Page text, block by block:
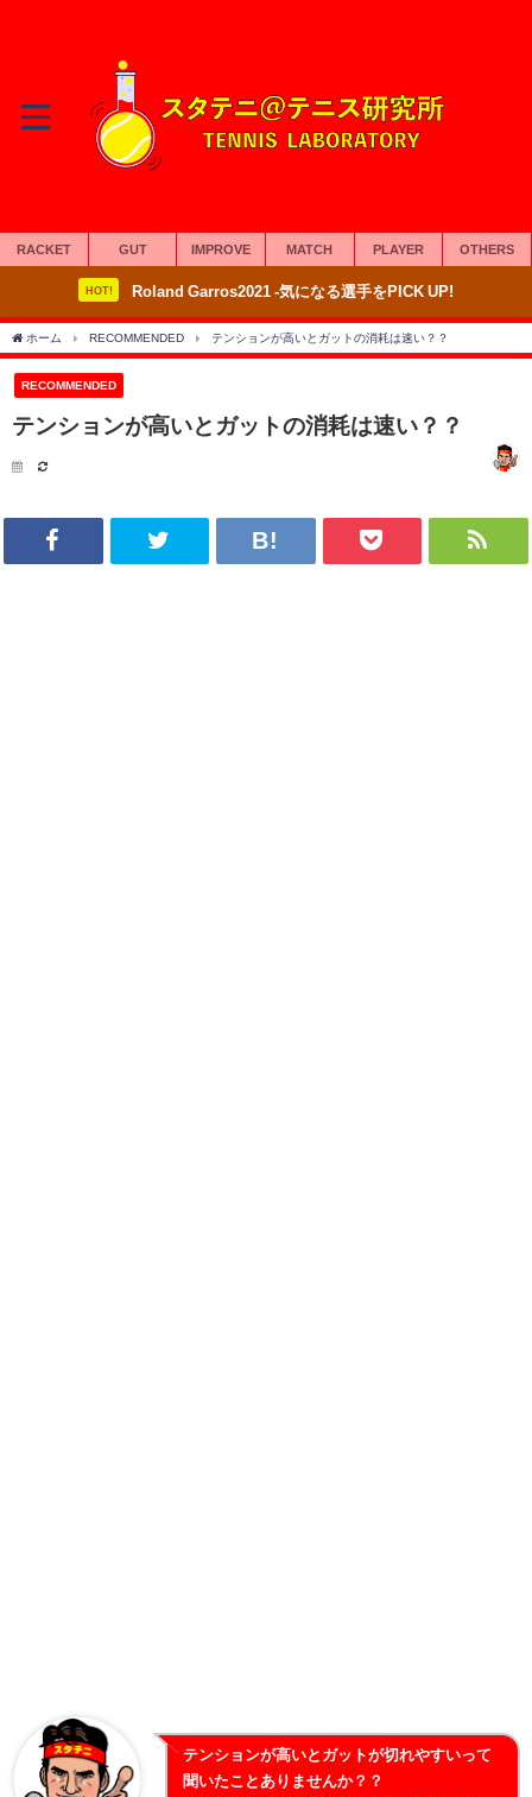
RACKET GUT IMPROVE MATCH PLAYER OTHERS
HOT! Roland Garros2021 -気になる選手をPICK UP!
ホーム RECOMMENDED テンションが高いとガットの消耗は速い？？
RECOMMENDED
テンションが高いとガットの消耗は速い？？
テンションが高いとガットが切れやすいって
聞いたことありませんか？？